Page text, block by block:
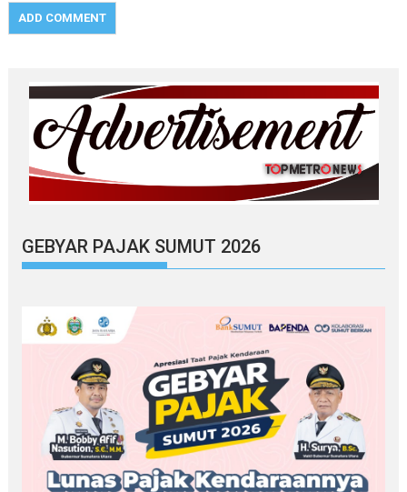
GEBYAR PAJAK SUMUT 2026